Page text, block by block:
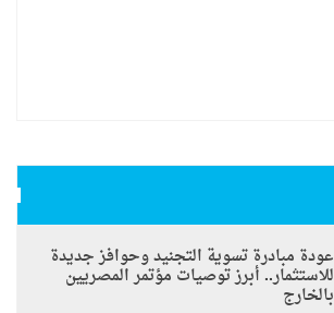
عودة مبادرة تسوية التجنيد وحوافز جديدة
للاستثمار.. أبرز توصيات مؤتمر المصريين
بالخارج